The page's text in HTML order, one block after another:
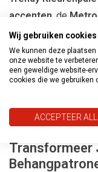
accenten , de
biedtkleuren die
interieurs.
Gemakkelijk aan
muren.
Transformeer
Wij gebruiken cookies
We kunnen deze
onze website te
een geweldige website-
cookies die we gebruiken
ACCEPTEER